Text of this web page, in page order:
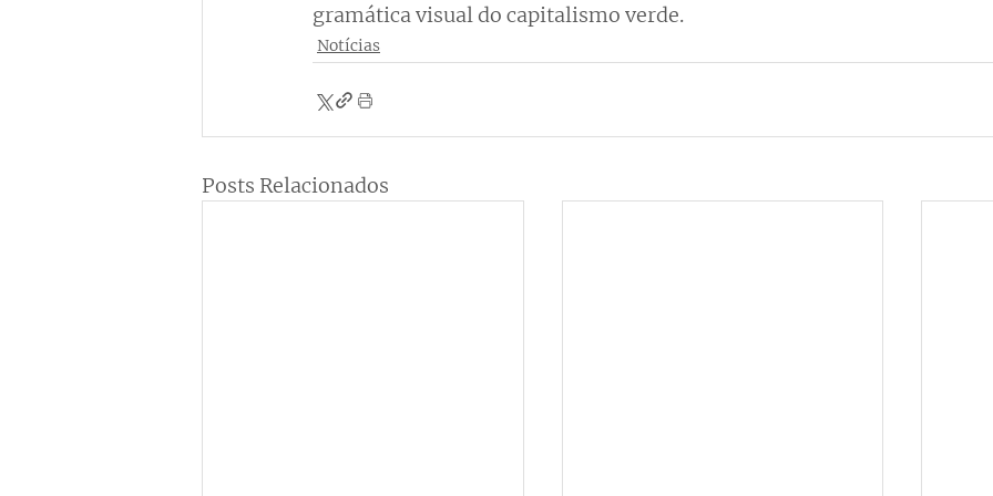
gramática visual do capitalismo verde.
Notícias
Posts Relacionados